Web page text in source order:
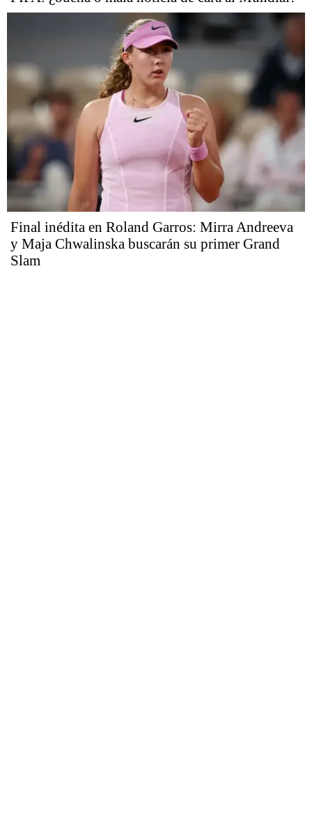
Final inédita en Roland Garros: Mirra Andreeva
y Maja Chwalinska buscarán su primer Grand
Slam